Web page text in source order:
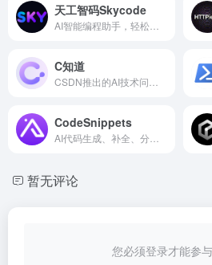
天工智码Skycode
C知道
CodeSnippets
暂无评论
您必须登录才能参